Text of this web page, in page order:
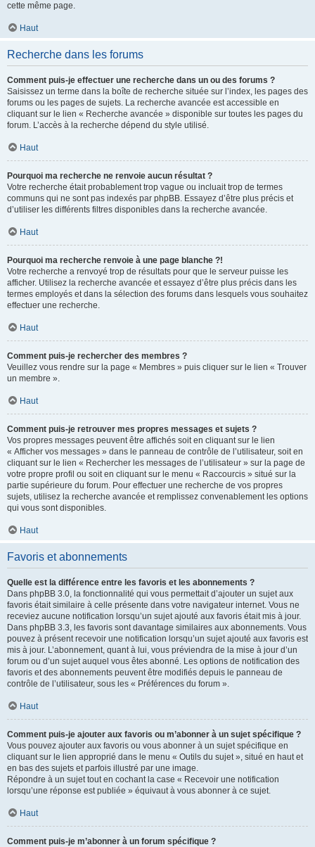
cette même page.
Haut
Recherche dans les forums
Comment puis-je effectuer une recherche dans un ou des forums ?
Saisissez un terme dans la boîte de recherche située sur l’index, les pages des
forums ou les pages de sujets. La recherche avancée est accessible en
cliquant sur le lien « Recherche avancée » disponible sur toutes les pages du
forum. L’accès à la recherche dépend du style utilisé.
Haut
Pourquoi ma recherche ne renvoie aucun résultat ?
Votre recherche était probablement trop vague ou incluait trop de termes
communs qui ne sont pas indexés par phpBB. Essayez d’être plus précis et
d’utiliser les différents filtres disponibles dans la recherche avancée.
Haut
Pourquoi ma recherche renvoie à une page blanche ?!
Votre recherche a renvoyé trop de résultats pour que le serveur puisse les
afficher. Utilisez la recherche avancée et essayez d’être plus précis dans les
termes employés et dans la sélection des forums dans lesquels vous souhaitez
effectuer une recherche.
Haut
Comment puis-je rechercher des membres ?
Veuillez vous rendre sur la page « Membres » puis cliquer sur le lien « Trouver
un membre ».
Haut
Comment puis-je retrouver mes propres messages et sujets ?
Vos propres messages peuvent être affichés soit en cliquant sur le lien
« Afficher vos messages » dans le panneau de contrôle de l’utilisateur, soit en
cliquant sur le lien « Rechercher les messages de l’utilisateur » sur la page de
votre propre profil ou soit en cliquant sur le menu « Raccourcis » situé sur la
partie supérieure du forum. Pour effectuer une recherche de vos propres
sujets, utilisez la recherche avancée et remplissez convenablement les options
qui vous sont disponibles.
Haut
Favoris et abonnements
Quelle est la différence entre les favoris et les abonnements ?
Dans phpBB 3.0, la fonctionnalité qui vous permettait d’ajouter un sujet aux
favoris était similaire à celle présente dans votre navigateur internet. Vous ne
receviez aucune notification lorsqu’un sujet ajouté aux favoris était mis à jour.
Dans phpBB 3.3, les favoris sont davantage similaires aux abonnements. Vous
pouvez à présent recevoir une notification lorsqu’un sujet ajouté aux favoris est
mis à jour. L’abonnement, quant à lui, vous préviendra de la mise à jour d’un
forum ou d’un sujet auquel vous êtes abonné. Les options de notification des
favoris et des abonnements peuvent être modifiés depuis le panneau de
contrôle de l’utilisateur, sous les « Préférences du forum ».
Haut
Comment puis-je ajouter aux favoris ou m’abonner à un sujet spécifique ?
Vous pouvez ajouter aux favoris ou vous abonner à un sujet spécifique en
cliquant sur le lien approprié dans le menu « Outils du sujet », situé en haut et
en bas des sujets et parfois illustré par une image.
Répondre à un sujet tout en cochant la case « Recevoir une notification
lorsqu’une réponse est publiée » équivaut à vous abonner à ce sujet.
Haut
Comment puis-je m’abonner à un forum spécifique ?